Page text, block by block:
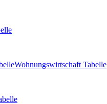
Wohnungswirtschaft Tabelle